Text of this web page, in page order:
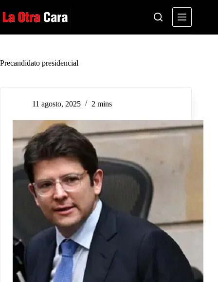
al
contenido
Precandidato presidencial
11 agosto, 2025 2 mins